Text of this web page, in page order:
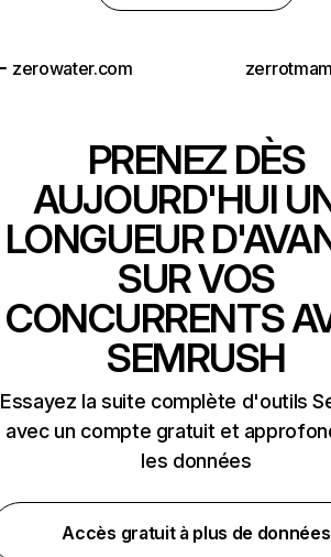
zerowater.com
PRENEZ DÈS
AUJOURD'HUI
LONGUEUR
SUR VOS
CONCURRENTS
SEMRUSH
Essayez la suite complète d'outils
avec un compte gratuit et
les données
Accès gratuit à plus de données